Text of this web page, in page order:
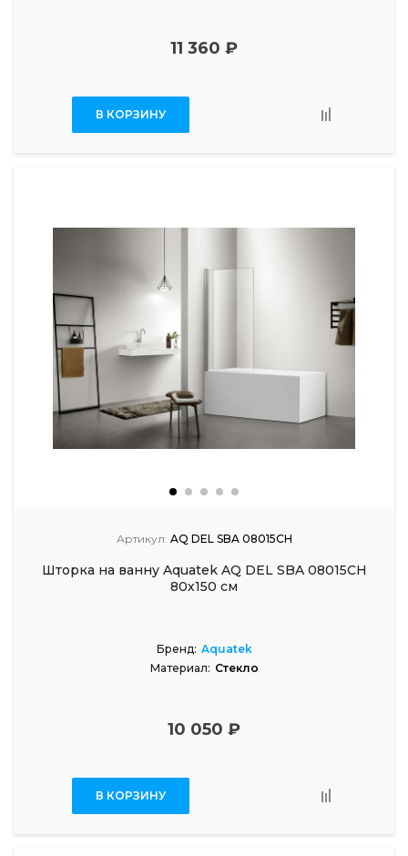
11 360 ₽
В КОРЗИНУ
Артикул: AQ DEL SBA 08015CH
Шторка на ванну Aquatek AQ DEL SBA 08015CH
80х150 см
Бренд: Aquatek
Материал: Стекло
10 050 ₽
В КОРЗИНУ